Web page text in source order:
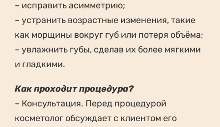
– исправить асимметрию;
– устранить возрастные изменения, такие
как морщины вокруг губ или потеря объёма;
– увлажнить губы, сделав их более мягкими
и гладкими.
Как проходит процедура?
– Консультация. Перед процедурой
косметолог обсуждает с клиентом его